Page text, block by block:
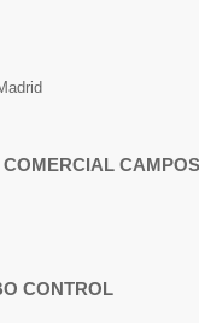
COMERCIAL
CONTROL